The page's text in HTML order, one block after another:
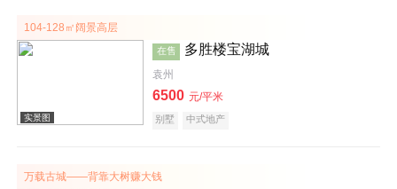
104-128㎡阔景高层
在售 多胜楼宝湖城
袁州
6500 元/平米
别墅 中式地产
万载古城——背靠大树赚大钱